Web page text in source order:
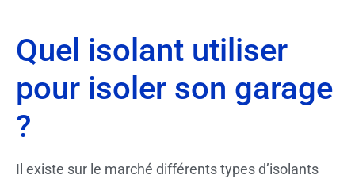
Quel isolant utiliser
pour isoler son garage
?
Il existe sur le marché différents types d’isolants